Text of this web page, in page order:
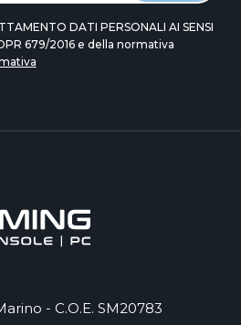
DATI PERSONALI AI SENSI
679/2016 e della normativa
- C.O.E. SM20783